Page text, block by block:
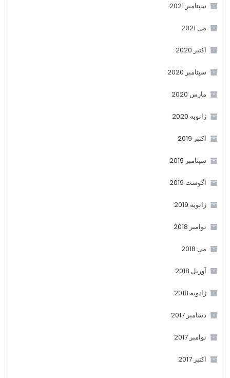
سپتامبر 2021
می 2021
اکتبر 2020
سپتامبر 2020
مارس 2020
ژانویه 2020
اکتبر 2019
سپتامبر 2019
آگوست 2019
ژانویه 2019
نوامبر 2018
می 2018
آوریل 2018
ژانویه 2018
دسامبر 2017
نوامبر 2017
اکتبر 2017